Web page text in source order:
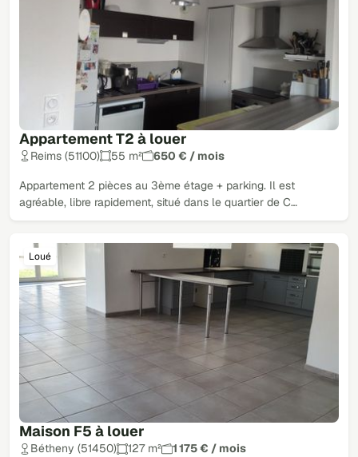
Appartement T2 à louer
Reims (51100) 55 m² 650 € / mois
Appartement 2 pièces au 3ème étage + parking. Il est
agréable, libre rapidement, situé dans le quartier de C…
Maison F5 à louer
Loué
Bétheny (51450) 127 m²
1 175 € / mois